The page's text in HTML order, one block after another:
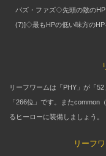
バズ・ファズ◇先頭の敵の
(7)]◇最もHPの低い味方のHP
リーフワームは「PHY」が「
「266位」です。またcommon
るヒーローに装備しましょう。
リーフ